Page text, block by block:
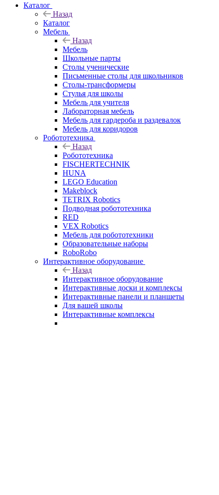
Каталог
Назад
Каталог
Мебель
Назад
Мебель
Школьные парты
Столы ученические
Письменные столы для школьников
Столы-трансформеры
Стулья для школы
Мебель для учителя
Лабораторная мебель
Мебель для гардероба и раздевалок
Мебель для коридоров
Робототехника
Назад
Робототехника
FISCHERTECHNIK
HUNA
LEGO Education
Makeblock
TETRIX Robotics
Подводная робототехника
RED
VEX Robotics
Мебель для робототехники
Образовательные наборы
RoboRobo
Интерактивное оборудование
Назад
Интерактивное оборудование
Интерактивные доски и комплексы
Интерактивные панели и планшеты
Для вашей школы
Интерактивные комплексы